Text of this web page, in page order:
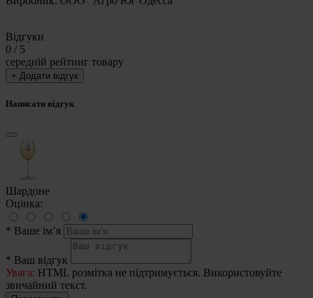
Відгуки
0 / 5
середній рейтинг товару
+ Додати відгук
Написати відгук
Шардоне
Оцінка:
* Ваше ім’я
* Ваш відгук
Увага: HTML розмітка не підтримується. Використовуйте
звичайний текст.